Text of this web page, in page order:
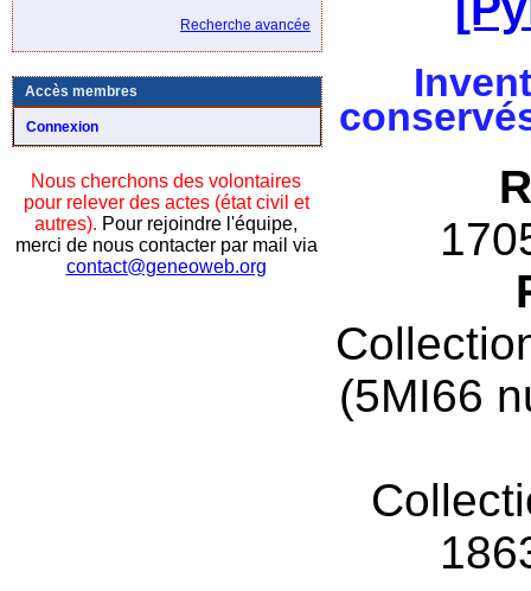
Recherche avancée
Accès membres
Connexion
Nous cherchons des volontaires
pour relever des actes (état civil et
autres). Pour rejoindre l'équipe,
merci de nous contacter par mail via
contact@geneoweb.org
(5MI66